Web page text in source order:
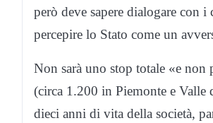
però deve sapere dialogare con
percepire lo Stato come un
Non sarà uno stop totale «e
(circa 1.200 in Piemonte e Valle
dieci anni di vita della società,